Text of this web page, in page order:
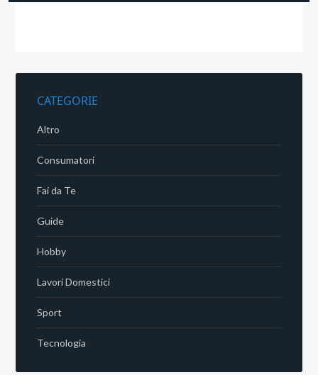
CATEGORIE
Altro
Consumatori
Fai da Te
Guide
Hobby
Lavori Domestici
Sport
Tecnologia